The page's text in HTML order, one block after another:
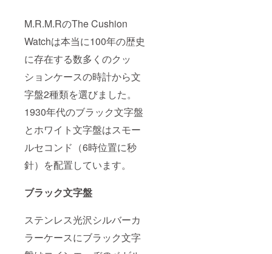
M.R.M.RのThe Cushion
Watchは本当に100年の歴史
に存在する数多くのクッ
ションケースの時計から文
字盤2種類を選びました。
1930年代のブラック文字盤
とホワイト文字盤はスモー
ルセコンド（6時位置に秒
針）を配置しています。
ブラック文字盤
ステンレス光沢シルバーカ
ラーケースにブラック文字